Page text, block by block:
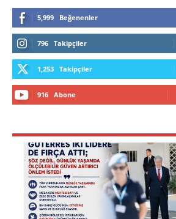
5,999 Beğenenler
796 Takipçiler
1,253 Takipçiler
916 Abone